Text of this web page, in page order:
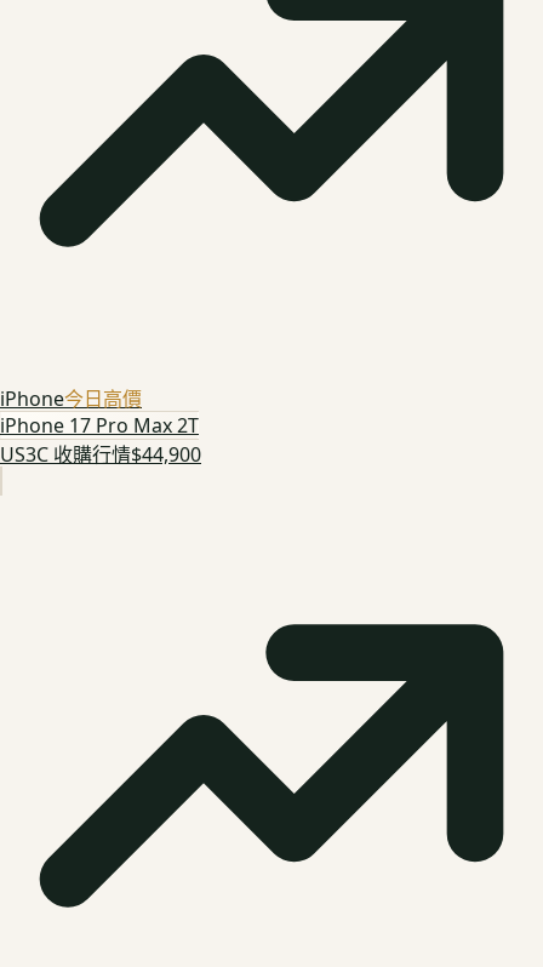
iPhone今日高價
iPhone 17 Pro Max 2T
US3C 收購行情$44,900